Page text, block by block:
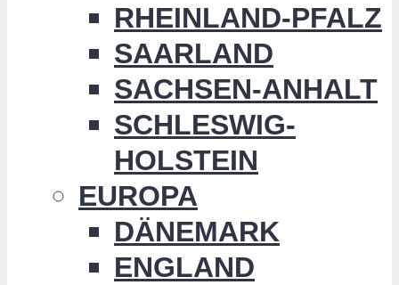
RHEINLAND-PFALZ
SAARLAND
SACHSEN-ANHALT
SCHLESWIG-
HOLSTEIN
EUROPA
DÄNEMARK
ENGLAND